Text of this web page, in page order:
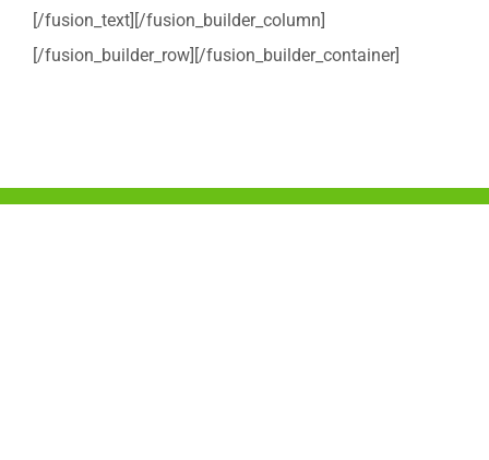
[/fusion_text][/fusion_builder_column]
[/fusion_builder_row][/fusion_builder_container]